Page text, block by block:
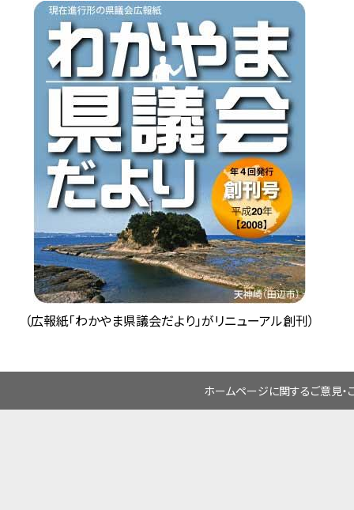
（広報紙「わかやま県議会だより」がリニューアル創刊）
ホームページに関するご意見・